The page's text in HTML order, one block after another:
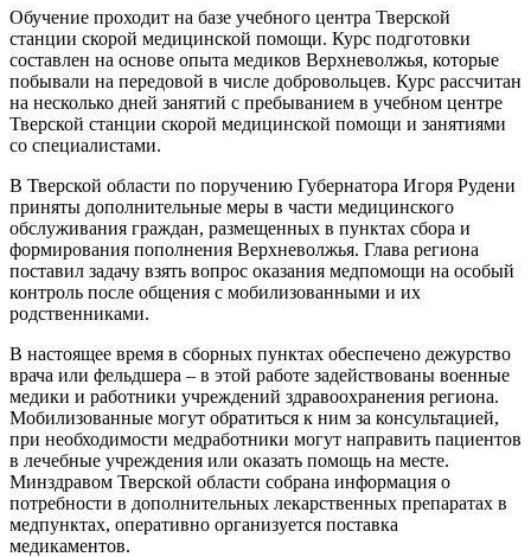
Обучение проходит на базе учебного центра Тверской
станции скорой медицинской помощи. Курс подготовки
составлен на основе опыта медиков Верхневолжья, которые
побывали на передовой в числе добровольцев. Курс рассчитан
на несколько дней занятий с пребыванием в учебном центре
Тверской станции скорой медицинской помощи и занятиями
со специалистами.
В Тверской области по поручению Губернатора Игоря Рудени
приняты дополнительные меры в части медицинского
обслуживания граждан, размещенных в пунктах сбора и
формирования пополнения Верхневолжья. Глава региона
поставил задачу взять вопрос оказания медпомощи на особый
контроль после общения с мобилизованными и их
родственниками.
В настоящее время в сборных пунктах обеспечено дежурство
врача или фельдшера – в этой работе задействованы военные
медики и работники учреждений здравоохранения региона.
Мобилизованные могут обратиться к ним за консультацией,
при необходимости медработники могут направить пациентов
в лечебные учреждения или оказать помощь на месте.
Минздравом Тверской области собрана информация о
потребности в дополнительных лекарственных препаратах в
медпунктах, оперативно организуется поставка
медикаментов.